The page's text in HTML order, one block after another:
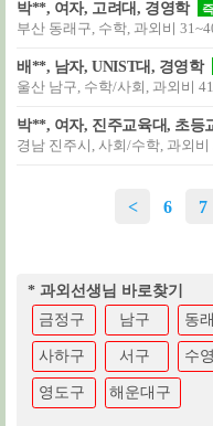
박**, 여자, 고려대, 경영학
부산 동래구, 수학, 과외비
배**, 남자, UNIST대, 경영학
울산 남구, 수학/사회, 과외비
박**, 여자, 진주교육대, 초등
경남 진주시, 사회/수학, 과외비
< 6 7
* 과외선생님 바로찾기
금정구
남구 동
사하구 서구 수
영도구 해운대구